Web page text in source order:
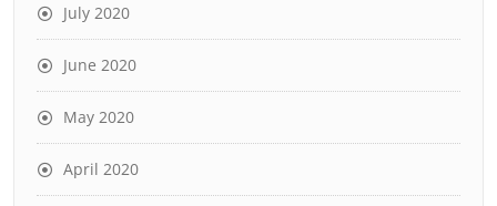
July 2020
June 2020
May 2020
April 2020